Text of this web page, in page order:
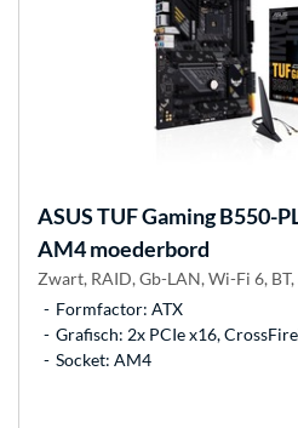
ASUSTUF Gaming B550-
AM4 moederbord
Zwart, RAID, Gb-LAN, Wi-Fi 6, BT,
Formfactor: ATX
Grafisch: 2x PCIe x16,
Socket: AM4